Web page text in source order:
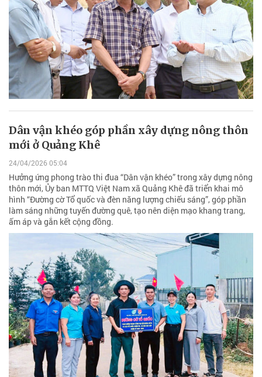
Dân vận khéo góp phần xây dựng nông thôn
mới ở Quảng Khê
24/04/2026 05:04
Hưởng ứng phong trào thi đua “Dân vận khéo” trong xây dựng nông
thôn mới, Ủy ban MTTQ Việt Nam xã Quảng Khê đã triển khai mô
hình “Đường cờ Tổ quốc và đèn năng lượng chiếu sáng”, góp phần
làm sáng những tuyến đường quê, tạo nên diện mạo khang trang,
ấm áp và gắn kết cộng đồng.